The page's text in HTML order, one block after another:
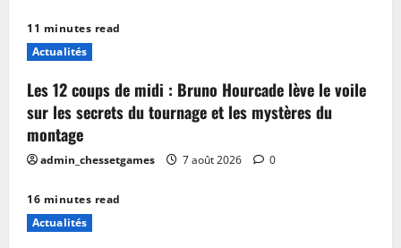
11 minutes read
Actualités
Les 12 coups de midi : Bruno Hourcade lève le voile
sur les secrets du tournage et les mystères du
montage
admin_chessetgames 7 août 2026 0
16 minutes read
Actualités